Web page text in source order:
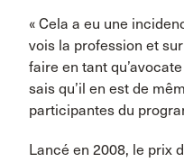
« Cela a eu une
vois la profession et
faire en tant
sais qu’il en est de
participantes du
Lancé en 2008, le prix